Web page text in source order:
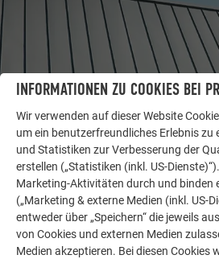
LASSEN SIE SICH INSPIRIEREN
WEITERE OBJEKTE
Die PREFA Referenzgalerie zeigt,
INFORMATIONEN ZU COOKIES BEI
Wir verwenden auf dieser Website
um ein benutzerfreundliches Erlebnis zu
und Statistiken zur Verbesserung der
erstellen („Statistiken (inkl. US-
Marketing-Aktivitäten durch und binden
(„Marketing & externe Medien (inkl. US-
entweder über „Speichern“ die jeweils
von Cookies und externen Medien
Medien akzeptieren. Bei diesen Cookies